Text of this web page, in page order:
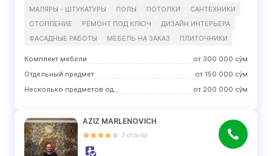
МАЛЯРЫ - ШТУКАТУРЫ
ПОЛЫ ПОТОЛКИ
САНТЕХНИКИ
ОТОПЛЕНИЕ
РЕМОНТ ПОД КЛЮЧ
ДИЗАЙН ИНТЕРЬЕРА
ФАСАДНЫЕ РАБОТЫ
МЕБЕЛЬ НА ЗАКАЗ ПЛИТОЧНИКИ
Комплект мебели от 300 000 сўм
Отдельный предмет
от 150 000 сўм
Несколько предметов одного вида
от 200 000 сўм
AZIZ MARLENOVICH
3 отзыва